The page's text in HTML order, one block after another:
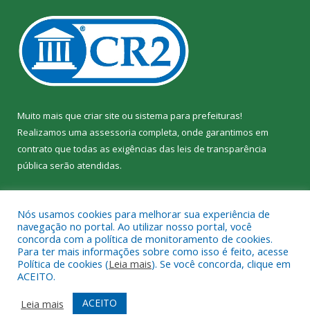
Muito mais que criar site ou sistema para prefeituras!
Realizamos uma assessoria completa, onde garantimos em
contrato que todas as exigências das leis de transparência
pública serão atendidas.
Todos os direitos reservados a Câmara Municipal de Jacundá.
Mapa do Site
Acessar Área Administrativa
Acessar Webmail
Nós usamos cookies para melhorar sua experiência de
navegação no portal. Ao utilizar nosso portal, você
concorda com a política de monitoramento de cookies.
Para ter mais informações sobre como isso é feito, acesse
Política de cookies (Leia mais). Se você concorda, clique em
ACEITO.
Leia mais
ACEITO